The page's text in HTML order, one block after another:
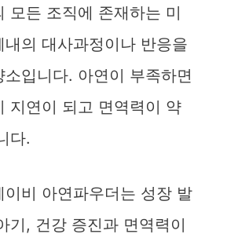
모든 조직에 존재하는 미
내의 대사과정이나 반응을
입니다. 아연이 부족하면
지연이 되고 면역력이 약
다.
이비 아연파우더는 성장 발
기, 건강 증진과 면역력이